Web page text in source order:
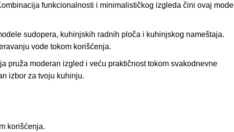
funkcionalnosti i minimalističkog izgleda čini ovaj model
sudopera, kuhinjskih radnih ploča i kuhinjskog nameštaja.
vode tokom korišćenja.
pruža moderan izgled i veću praktičnost tokom svakodnevne
izbor za tvoju kuhinju.
korišćenja.